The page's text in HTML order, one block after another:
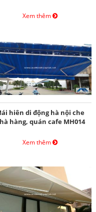
Xem thêm
hiên di động hà nội che
hàng, quán cafe MH014
Xem thêm